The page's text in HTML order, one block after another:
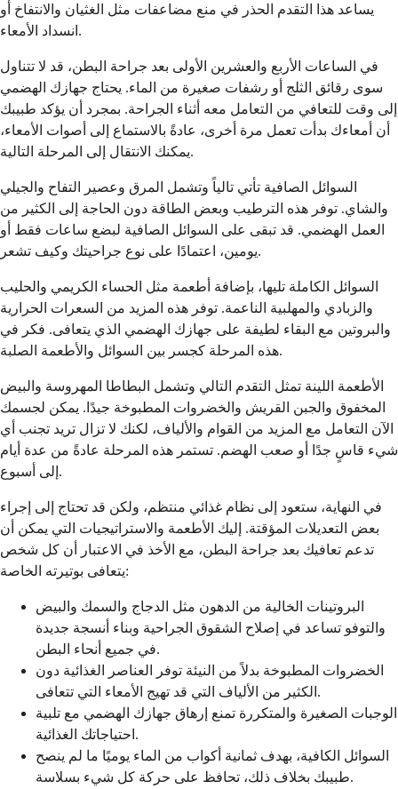
يساعد هذا التقدم الحذر في منع مضاعفات مثل الغثيان والانتفاخ أو
انسداد الأمعاء.
في الساعات الأربع والعشرين الأولى بعد جراحة البطن، قد لا تتناول
سوى رقائق الثلج أو رشفات صغيرة من الماء. يحتاج جهازك الهضمي
إلى وقت للتعافي من التعامل معه أثناء الجراحة. بمجرد أن يؤكد طبيبك
أن أمعاءك بدأت تعمل مرة أخرى، عادةً بالاستماع إلى أصوات الأمعاء،
يمكنك الانتقال إلى المرحلة التالية.
السوائل الصافية تأتي تالياً وتشمل المرق وعصير التفاح والجيلي
والشاي. توفر هذه الترطيب وبعض الطاقة دون الحاجة إلى الكثير من
العمل الهضمي. قد تبقى على السوائل الصافية لبضع ساعات فقط أو
يومين، اعتمادًا على نوع جراحيتك وكيف تشعر.
السوائل الكاملة تليها، بإضافة أطعمة مثل الحساء الكريمي والحليب
والزبادي والمهلبية الناعمة. توفر هذه المزيد من السعرات الحرارية
والبروتين مع البقاء لطيفة على جهازك الهضمي الذي يتعافى. فكر في
هذه المرحلة كجسر بين السوائل والأطعمة الصلبة.
الأطعمة اللينة تمثل التقدم التالي وتشمل البطاطا المهروسة والبيض
المخفوق والجبن القريش والخضروات المطبوخة جيدًا. يمكن لجسمك
الآن التعامل مع المزيد من القوام والألياف، لكنك لا تزال تريد تجنب أي
شيء قاسٍ جدًا أو صعب الهضم. تستمر هذه المرحلة عادةً من عدة أيام
إلى أسبوع.
في النهاية، ستعود إلى نظام غذائي منتظم، ولكن قد تحتاج إلى إجراء
بعض التعديلات المؤقتة. إليك الأطعمة والاستراتيجيات التي يمكن أن
تدعم تعافيك بعد جراحة البطن، مع الأخذ في الاعتبار أن كل شخص
يتعافى بوتيرته الخاصة:
البروتينات الخالية من الدهون مثل الدجاج والسمك والبيض
والتوفو تساعد في إصلاح الشقوق الجراحية وبناء أنسجة جديدة
في جميع أنحاء البطن.
الخضروات المطبوخة بدلاً من النيئة توفر العناصر الغذائية دون
الكثير من الألياف التي قد تهيج الأمعاء التي تتعافى.
الوجبات الصغيرة والمتكررة تمنع إرهاق جهازك الهضمي مع تلبية
احتياجاتك الغذائية.
السوائل الكافية، بهدف ثمانية أكواب من الماء يوميًا ما لم ينصح
طبيبك بخلاف ذلك، تحافظ على حركة كل شيء بسلاسة.